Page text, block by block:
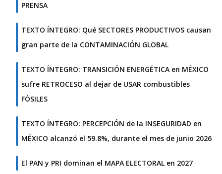
PRENSA
TEXTO ÍNTEGRO: Qué SECTORES PRODUCTIVOS causan
gran parte de la CONTAMINACIÓN GLOBAL
TEXTO ÍNTEGRO: TRANSICIÓN ENERGÉTICA en MÉXICO
sufre RETROCESO al dejar de USAR combustibles
FÓSILES
TEXTO ÍNTEGRO: PERCEPCIÓN de la INSEGURIDAD en
MÉXICO alcanzó el 59.8%, durante el mes de junio 2026
El PAN y PRI dominan el MAPA ELECTORAL en 2027